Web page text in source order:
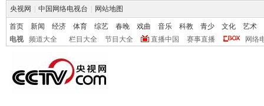
央视网 中国网络电视台 网站地图
首页 新闻 经济 体育 综艺 春晚 戏曲 音乐 科教 青少 文化
艺术
电视
频道大全 栏目大全 节目大全 直播中国 赛事直播 网络